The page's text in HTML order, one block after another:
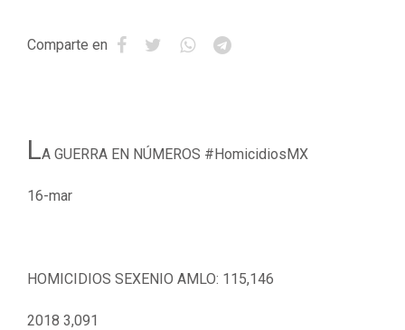
Comparte en
LA GUERRA EN NÚMEROS #HomicidiosMX
16-mar
HOMICIDIOS SEXENIO AMLO: 115,146
2018 3,091